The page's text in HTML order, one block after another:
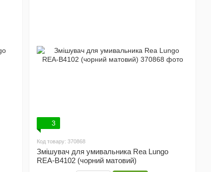
3
Код товару: 370868
Змішувач для умивальника Rea Lungo
REA-B4102 (чорний матовий)